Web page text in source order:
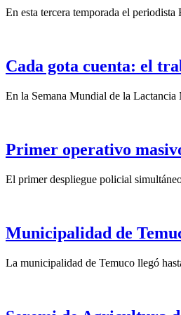
En esta tercera temporada el
Cada gota cuenta: el
En la Semana Mundial de la
Primer operativo
El primer despliegue policial
Municipalidad de
La municipalidad de Temuco llegó